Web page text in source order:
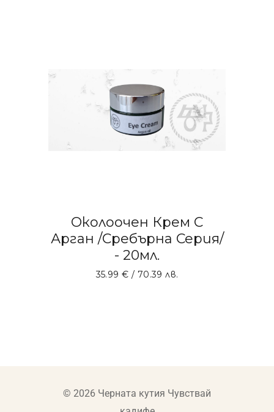
Околоочен Крем С
Арган /Сребърна Серия/
- 20мл.
35.99€ / 70.39 лв.
© 2026 Черната кутия Чувствай